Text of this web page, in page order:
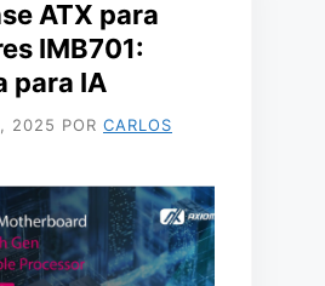
ATX para
IMB701:
para IA
2025 POR CARLOS